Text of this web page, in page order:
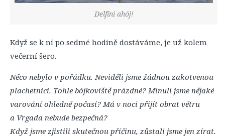
Delfíni ahój!
Když se k ní po sedmé hodině dostáváme, je už kolem
večerní šero.
Něco nebylo v pořádku. Neviděli jsme žádnou zakotvenou
plachetnici. Tohle bójkoviště prázdné? Minuli jsme nějaké
varování ohledně počasí? Má v noci přijít obrat větru
a Vrgada nebude bezpečná?
Když jsme zjistili skutečnou příčinu, zůstali jsme jen zírat.